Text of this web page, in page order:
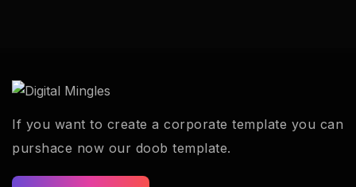
If you want to create a corporate template you can
purshace now our doob template.